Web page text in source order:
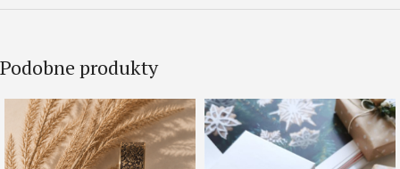
Podobne produkty